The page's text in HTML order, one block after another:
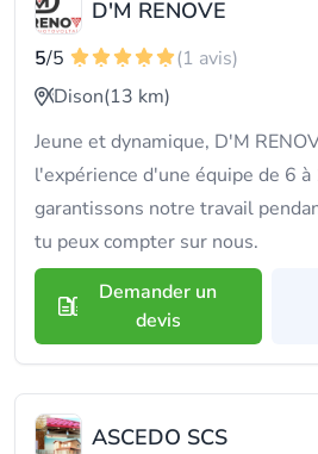
D'M RENOVE
5/5
(1 avis)
Dison(13 km)
Jeune et dynamique, D'M
l'expérience d'une équipe de 6
garantissons notre travail
tu peux compter sur nous.
Demander un
devis
ASCEDO SCS